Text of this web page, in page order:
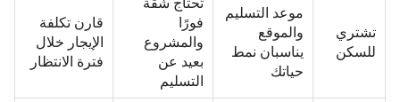
تشتري
للسكن
موعد التسليم
والموقع
يناسبان نمط
حياتك
تحتاج شقة
فورًا
والمشروع
بعيد عن
التسليم
قارن تكلفة
الإيجار خلال
فترة الانتظار